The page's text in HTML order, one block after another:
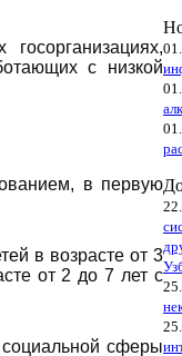
с низкой
в первую
в возрасте от 3
от 2 до 7 лет с
сферы